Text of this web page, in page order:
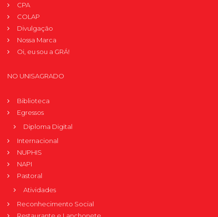
CPA
COLAP
Divulgação
Nossa Marca
Oi, eu sou a GRÁ!
NO UNISAGRADO
Biblioteca
Egressos
Diploma Digital
Internacional
NUPHIS
NAPI
Pastoral
Atividades
Reconhecimento Social
Restaurante e Lanchonete